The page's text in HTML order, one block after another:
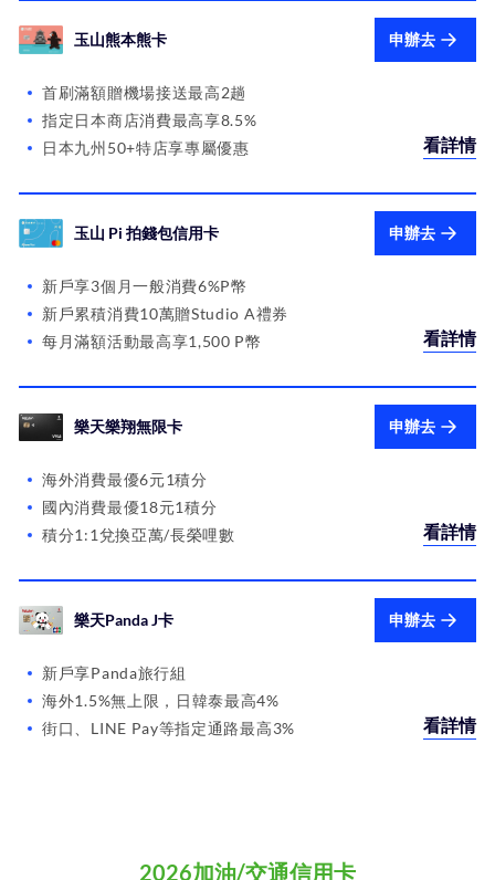
玉山熊本熊卡 申辦去
首刷滿額贈機場接送最高2趟
指定日本商店消費最高享8.5%
日本九州50+特店享專屬優惠
看詳情
玉山 Pi 拍錢包信用卡 申辦去
新戶享3個月一般消費6%P幣
新戶累積消費10萬贈Studio A禮券
每月滿額活動最高享1,500 P幣
看詳情
樂天樂翔無限卡 申辦去
海外消費最優6元1積分
國內消費最優18元1積分
積分1:1兌換亞萬/長榮哩數
看詳情
樂天Panda J卡 申辦去
新戶享Panda旅行組
海外1.5%無上限，日韓泰最高4%
街口、LINE Pay等指定通路最高3%
看詳情
2026加油/交通信用卡